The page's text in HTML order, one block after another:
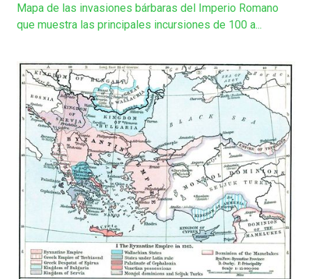
Mapa de las invasiones bárbaras del Imperio Romano
que muestra las principales incursiones de 100 a...